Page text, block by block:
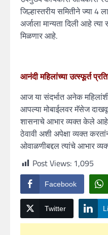
जिल्हास्तरीय समितीने ज्या 4
अर्जाला मान्यता दिली आहे त्या
मिळणार आहे.
आनंदी महिलांच्या उत्स्फूर्त
आज या संदर्भात अनेक
आपल्या मोबाईलवर मॅसेज
शासनाचे आभार व्यक्त केले आहे.
ठेवावी अशी अपेक्षा व्यक्त
ओवाळणीबद्दल त्यांचे आभार
Post Views: 1,095
Facebook
Twitter